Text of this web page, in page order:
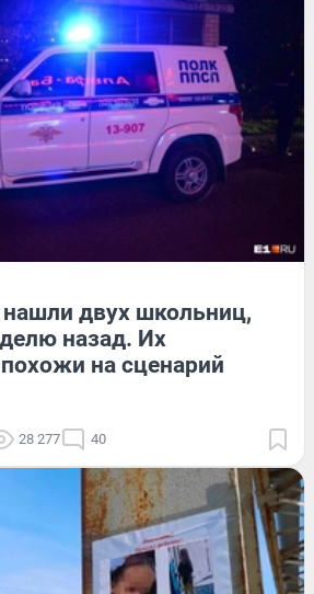
двух школьниц,
назад. Их
на сценарий
28 277 40